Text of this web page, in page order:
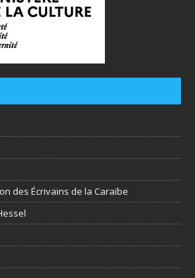
des Écrivains de la Caraïbe